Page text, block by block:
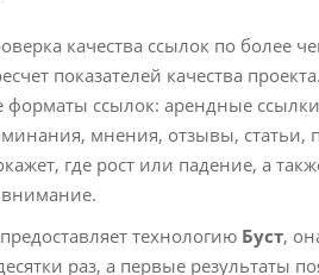
качества ссылок по более
показателей качества
форматы ссылок: арендные
мнения, отзывы, статьи,
где рост или падение, а
технологию Буст,
раз, а первые результаты